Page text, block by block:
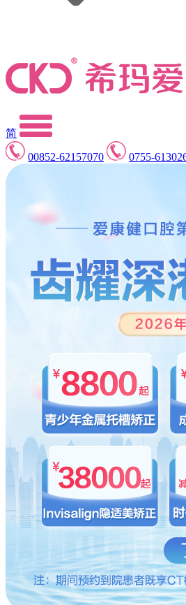
简
00852-62157070
0755-